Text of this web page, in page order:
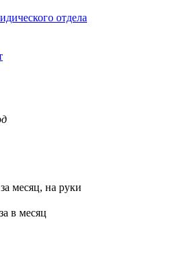
отдела
за месяц, на руки
в месяц